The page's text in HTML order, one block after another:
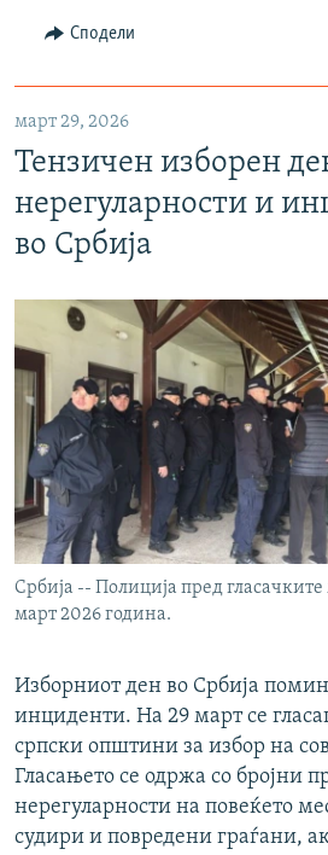
Сподели
март 29, 2026
Тензичен изборен
нерегуларности и
во Србија
Србија -- Полиција пред гласачките
март 2026 година.
Изборниот ден во Србија
инциденти. На 29 март се
српски општини за избор на
Гласањето се одржа со бројни
нерегуларности на повеќето
судири и повредени граѓани,